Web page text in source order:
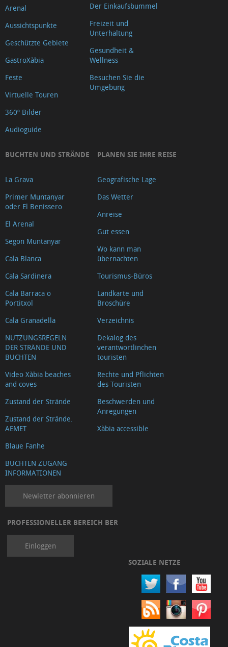
Xàbia
Centre
Ca
Lambert
de
Santa
Anna
Riurau
´Arnauda
2025)
Riurau
d'Arnauda
(Tour
2018)
Casa
Casa
Carrer
Nou
Capilla
del
Convento
Ermita
Calvario
Ermita
Santa
Llúcia
Ermita
San
Joan
y
Arenal
Aussichtspunkte
Geschützte Gebiete
GastroXàbia
Feste
Virtuelle Touren
360º Bilder
Audioguide
Der Einkaufsbummel
Freizeit und
Unterhaltung
Gesundheit &
Wellness
Besuchen Sie die
Umgebung
BUCHTEN UND STRÄNDE
La Grava
Primer Muntanyar
oder El Benissero
El Arenal
Segon Muntanyar
Cala Blanca
Cala Sardinera
Cala Barraca o
Portitxol
Cala Granadella
NUTZUNGSREGELN
DER STRÄNDE UND
BUCHTEN
Video Xàbia beaches
and coves
Zustand der Strände
Zustand der Strände.
AEMET
Blaue Fanhe
BUCHTEN ZUGANG
INFORMATIONEN
PLANEN SIE IHRE REISE
Geografische Lage
Das Wetter
Anreise
Gut essen
Wo kann man
übernachten
Tourismus-Büros
Landkarte und
Broschüre
Verzeichnis
Dekalog des
verantwortlinchen
touristen
Rechte und Pflichten
des Touristen
Beschwerden und
Anregungen
Xàbia accessible
Newletter abonnieren
PROFESSIONELLER BEREICH BER
Einloggen
SOZIALE NETZE